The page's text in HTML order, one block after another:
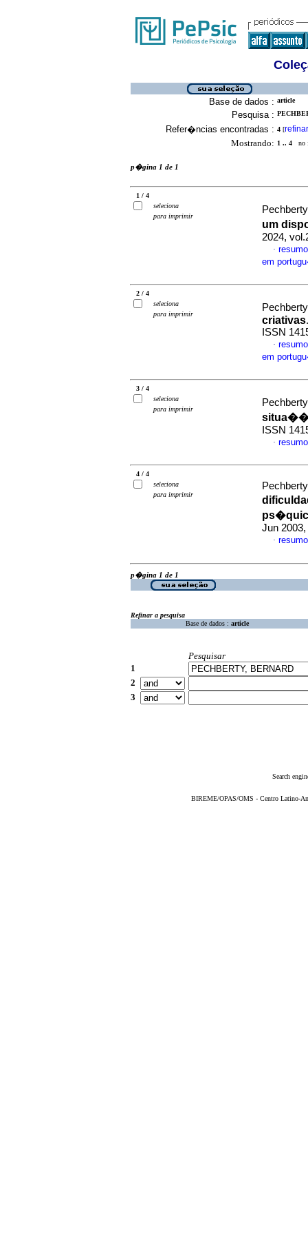
Base de dados : article
Pesquisa :
Refer�ncias encontradas : 4 [refinar
Mostrando: 1 .. 4 no
p�gina 1 de 1
1 / 4
seleciona
para imprimir
um
2024,
·
em
2 / 4
seleciona
para imprimir
criativas
ISSN
·
em
3 / 4
seleciona
para imprimir
ISSN
·
4 / 4
seleciona
para imprimir
Jun
·
p�gina 1 de 1
Refinar a pesquisa
Base de dados : article
Pesquisar
1
2
3
Search
BIREME/OPAS/OMS - Centro Latino-